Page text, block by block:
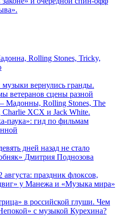
Rolling Stones, Tricky,
вернулись гранды.
ветеранов сцены разной
Мадонны, Rolling Stones, The
Charlie XCX и Jack White.
паука»: гид по фильмам
дней назад не стало
Дмитрия Поднозова
праздник флоксов,
у Манежа и «Музыка мира»
в российской глуши. Чем
с музыкой Курехина?